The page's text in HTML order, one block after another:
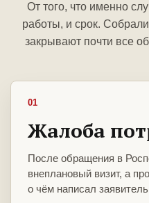
От того, что именно
работы, и срок.
закрывают почти все
01
Жалоба
После обращения в
внеплановый визит, а
о чём написал